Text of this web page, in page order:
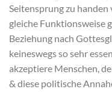
Seitensprung zu
gleiche Funktionsweise
Beziehung nach
keineswegs so sehr
akzeptiere Menschen,
& diese politische